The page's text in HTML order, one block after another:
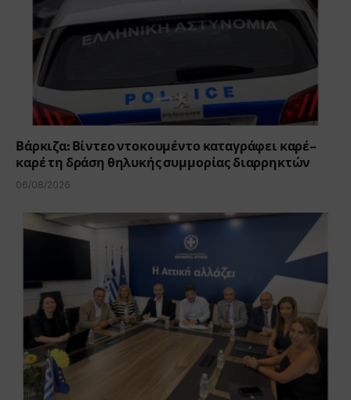
Βάρκιζα: Βίντεο ντοκουμέντο καταγράφει καρέ-
καρέ τη δράση θηλυκής συμμορίας διαρρηκτών
06/08/2026